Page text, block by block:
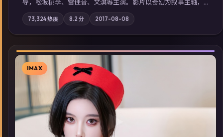
导，松坂桃李、雷佳音、文淇等主演。影片以奇幻为叙事主轴，
旧案重提，真相与谎言在同一条时间线上交锋；摄影与配乐强化
地域气质；站内亦可通过「国产免费观看高清电视剧在线看」延
展检索同类型高分佳作，畅享高清在线追剧体验。
73,324热度 8.2 分 2017-08-08
▶
IMAX